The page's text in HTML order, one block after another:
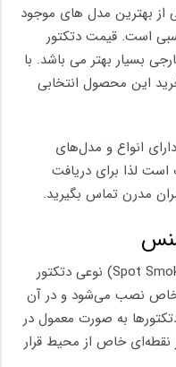
از بهترین مدل های موجود
است. قیمت دتکتور
بسیار بهتر می باشد. با
این محصول انتخابی
انواع و مدل‌های
است لذا برای دریافت
مدرن تماس بگیرید.
دتکتور دودی نقطه‌ای یا (Spot Smoke Detector) نوعی دتکتور
خاص نصب می‌شود و در آن
به صورت معمول در
خاص از محیط قرار